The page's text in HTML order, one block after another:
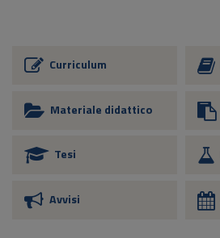
Curriculum
Materiale didattico
Tesi
Avvisi